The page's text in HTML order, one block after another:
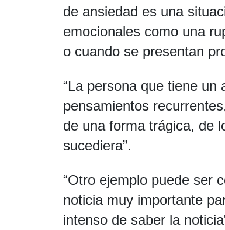
de ansiedad es una
emocionales como una
o cuando se presentan
“La persona que tiene un
pensamientos
de una forma trágica, de
sucediera”.
“Otro ejemplo puede ser
noticia muy importante
intenso de saber la